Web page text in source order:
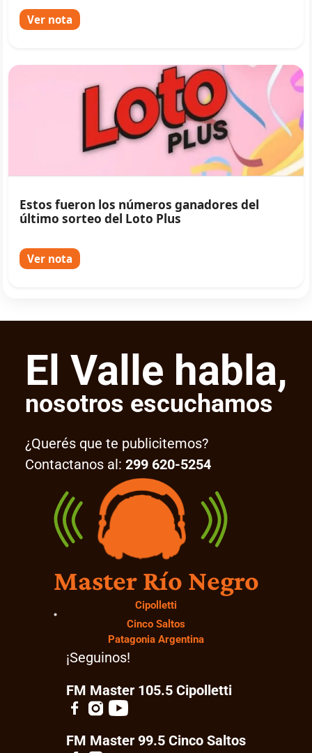
Ver nota
Estos fueron los números ganadores del
último sorteo del Loto Plus
Ver nota
El Valle habla,
nosotros escuchamos
¿Querés que te publicitemos?
Contactanos al: 299 620-5254
Master Río Negro
Cipolletti
Cinco Saltos
Patagonia Argentina
¡Seguinos!
FM Master 105.5 Cipolletti
FM Master 99.5 Cinco Saltos